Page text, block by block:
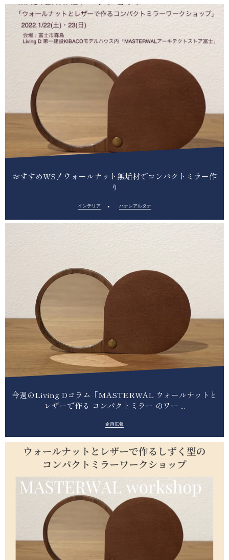
おすすめWS！ウォールナット無垢材でコンパクトミラー作
り
インテリア ハナレアルタナ
今週のLiving Dコラム「MASTERWAL ウォールナットと
レザーで作る コンパクトミラー のワー ...
企画広報